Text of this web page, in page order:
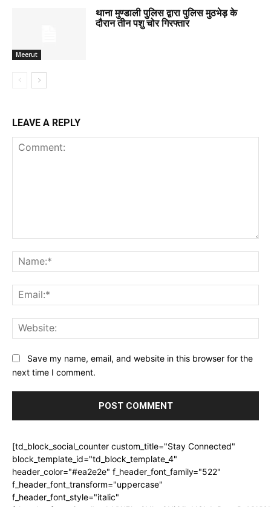
Meerut
थाना मुण्डाली पुलिस द्वारा पुलिस मुठभेड़ के
दौरान तीन पशु चोर गिरफ्तार
LEAVE A REPLY
Save my name, email, and website in this browser for the
next time I comment.
[td_block_social_counter custom_title="Stay Connected"
block_template_id="td_block_template_4"
header_color="#ea2e2e" f_header_font_family="522"
f_header_font_transform="uppercase"
f_header_font_style="italic"